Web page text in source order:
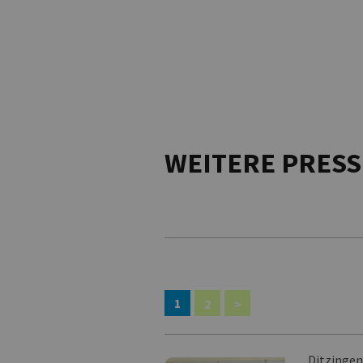
WEITERE
1 2 >
Ditzingen